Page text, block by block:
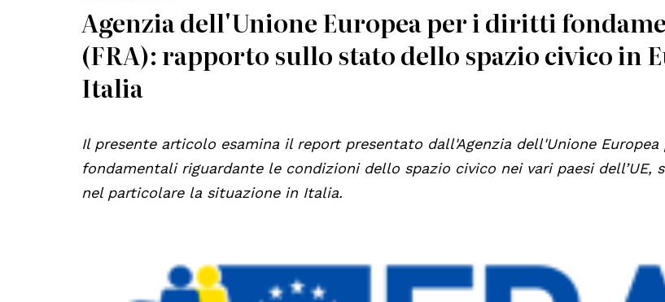
Agenzia dell'Unione Europea per i diritti
(FRA): rapporto sullo stato dello spazio civico in
Italia
Il presente articolo esamina il report presentato dall'Agenzia dell'Unione
fondamentali riguardante le condizioni dello spazio civico nei vari paesi dell’UE,
nel particolare la situazione in Italia.